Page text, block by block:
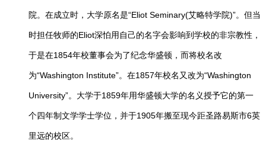
院。在成立时，大学原名是“Eliot Seminary(艾略特学院)”。但当
时担任牧师的Eliot深怕用自己的名字会影响到学校的非宗教性，
于是在1854年校董事会为了纪念华盛顿，而将校名改
为“Washington Institute”。在1857年校名又改为“Washington
University”。大学于1859年用华盛顿大学的名义授予它的第一
个四年制文学学士学位，并于1905年搬至现今距圣路易斯市6英
里远的校区。